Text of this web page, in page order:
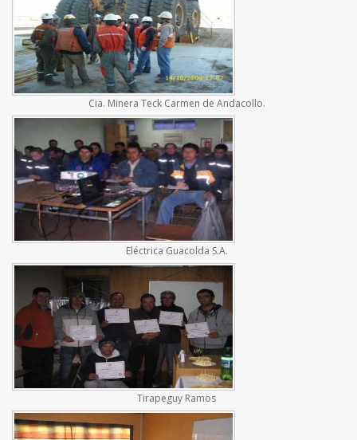
Cia. Minera Teck Carmen de Andacollo.
Eléctrica Guacolda S.A.
Tirapeguy Ramos